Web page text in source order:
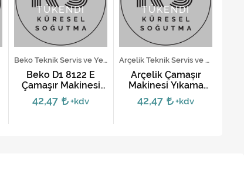
TÜKENDİ
Beko Teknik Servis ve Yedek Parça Hizmetleri
Beko D1 8122 E
Çamaşır Makinesi
Yıkama Motoru
42,47 +kdv
TÜKENDİ
Arçelik Teknik Servis ve Yedek Parça Hizmetleri
Arçelik Çamaşır
Makinesi Yıkama
Motoru 7 soket
42,47 +kdv